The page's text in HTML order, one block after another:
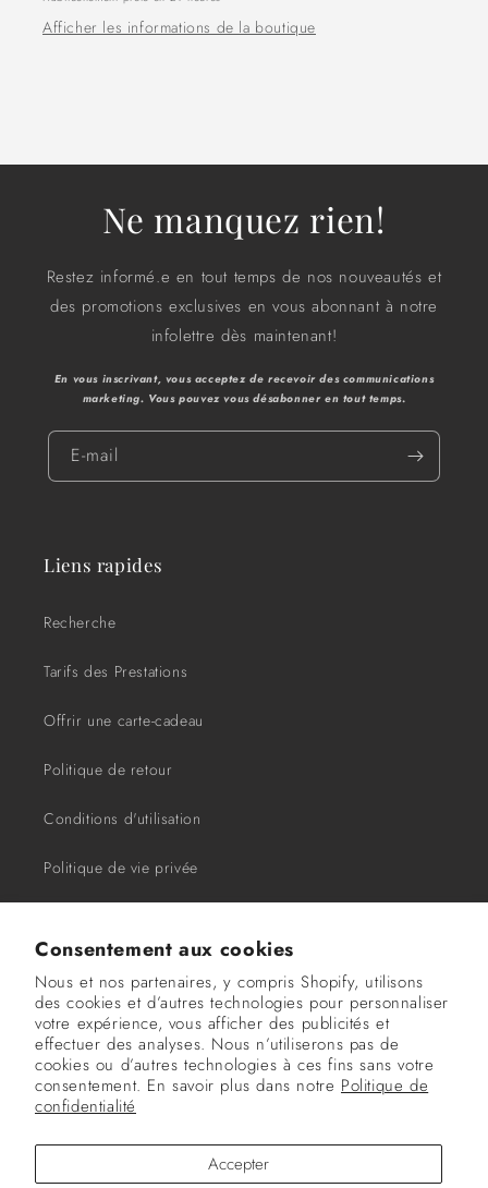
Consentement aux cookies
Nous et nos partenaires, y compris Shopify, utilisons
des cookies et d’autres technologies pour personnaliser
votre expérience, vous afficher des publicités et
effectuer des analyses. Nous n’utiliserons pas de
cookies ou d’autres technologies à ces fins sans votre
consentement. En savoir plus dans notre Politique de
confidentialité
Accepter
Afficher les informations de la boutique
Ne manquez rien!
Restez informé.e en tout temps de nos nouveautés et
des promotions exclusives en vous abonnant à notre
infolettre dès maintenant!
En vous inscrivant, vous acceptez de recevoir des communications
marketing. Vous pouvez vous désabonner en tout temps.
E-mail
Liens rapides
Recherche
Tarifs des Prestations
Offrir une carte-cadeau
Politique de retour
Conditions d'utilisation
Politique de vie privée
Nos coordonnées:
2020 rue André-Labadie, Local 110, Beloeil, QC J3G
0W6
(438) 855-4717
info@cliniquebe.ca